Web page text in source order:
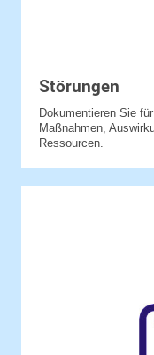
Störungen
Dokumentieren Sie
Maßnahmen,
Ressourcen.